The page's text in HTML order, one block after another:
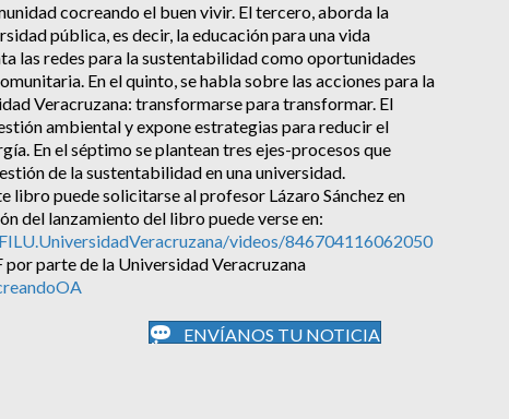
cocreando el buen vivir. El tercero, aborda la
pública, es decir, la educación para una vida
las redes para la sustentabilidad como oportunidades
En el quinto, se habla sobre las acciones para la
Veracruzana: transformarse para transformar. El
ambiental y expone estrategias para reducir el
En el séptimo se plantean tres ejes-procesos que
de la sustentabilidad en una universidad.
libro puede solicitarse al profesor Lázaro Sánchez en
del lanzamiento del libro puede verse en:
videos/846704116062050
parte de la Universidad Veracruzana
ENVÍANOS TU NOTICIA